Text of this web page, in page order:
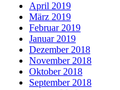
April 2019
März 2019
Februar 2019
Januar 2019
Dezember 2018
November 2018
Oktober 2018
September 2018